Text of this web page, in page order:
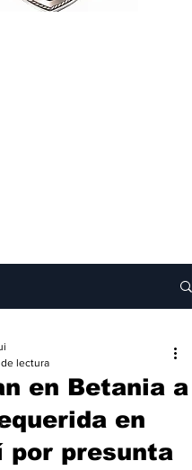
en Betania a
en
por presunta
de lectura